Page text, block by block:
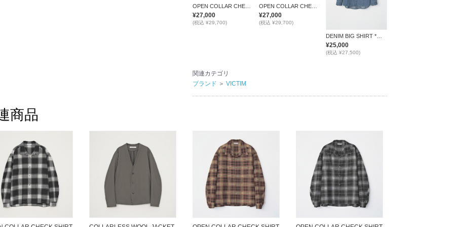
¥27,000
(税込 ¥29,700)
¥27,000
(税込 ¥29,700)
DENIM BIG SHIRT *ブルー*
¥25,000
(税込 ¥27,500)
関連カテゴリ
ブランド ＞ VICTIM
商品